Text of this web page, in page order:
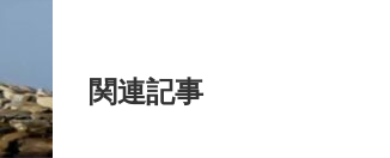
関連記事